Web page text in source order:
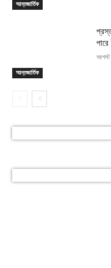
আন্তজার্তিক
আন্তজার্তিক
পারে
আগস্ট